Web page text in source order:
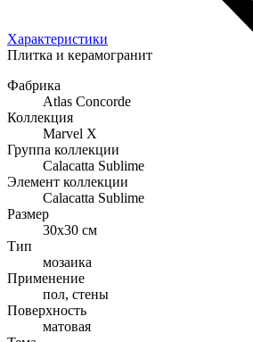
Характеристики
Плитка и керамогранит
Фабрика
Atlas Concorde
Коллекция
Marvel X
Группа коллекции
Calacatta Sublime
Элемент коллекции
Calacatta Sublime
Размер
30x30 см
Тип
мозаика
Применение
пол, стены
Поверхность
матовая